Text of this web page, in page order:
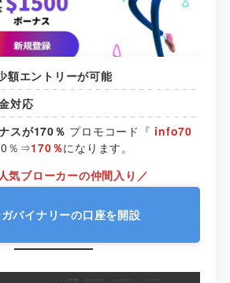
額エントリーが可能
対応
スが170％ プロモコード『 info70
％⇒170％になります。
気ブローカーの仲間入り／
バイナリーの口座を開設